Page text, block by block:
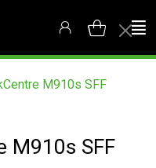
M910s SFF
M910s SFF